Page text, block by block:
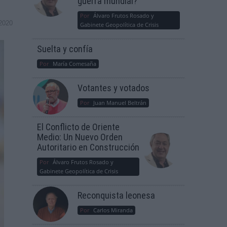
Por Álvaro Frutos Rosado y
Gabinete Geopolítica de Crisis
Suelta y confía
Por María Comesaña
Votantes y votados
Por Juan Manuel Beltrán
El Conflicto de Oriente
Medio: Un Nuevo Orden
Autoritario en Construcción
Por Álvaro Frutos Rosado y
Gabinete Geopolítica de Crisis
Reconquista leonesa
Por Carlos Miranda